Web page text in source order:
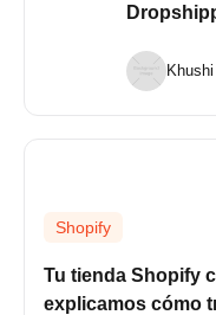
Shopify
Tu tienda Shopify
explicamos cómo